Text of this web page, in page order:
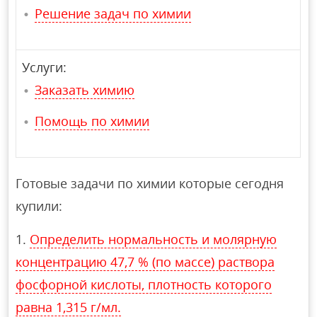
Решение задач по химии
Услуги:
Заказать химию
Помощь по химии
Готовые задачи по химии которые сегодня
купили:
Определить нормальность и молярную
концентрацию 47,7 % (по массе) раствора
фосфорной кислоты, плотность которого
равна 1,315 г/мл.